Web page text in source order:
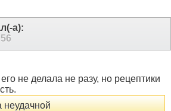
а):
его не делала не разу, но рецептики
неудачной